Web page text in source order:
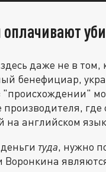
даже не в
бенефициар,
на английском
туда, нужно
Воронкина